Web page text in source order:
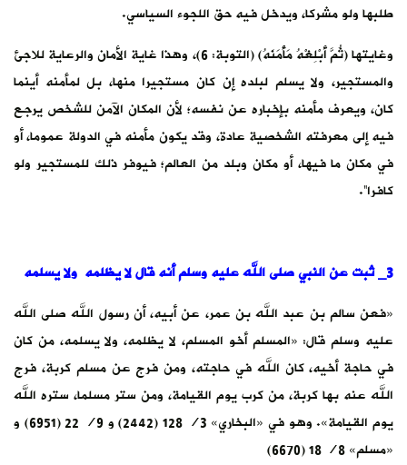
طلبها ولو مشركا، ويدخل فيه حق اللجوء السياسي.
وغايتها (ثُمَّ ‌أَبْلِغْهُ ‌مَأْمَنَهُ) (التوبة: 6)، وهذا غاية الأمان والرعاية للاجئ
والمستجير، ولا يسلم لبلده إن كان مستجيرا منها، بل لمأمنه أينما
كان، ويعرف مأمنه بإخباره عن نفسه؛ لأن المكان الآمن للشخص يرجع
فيه إلى معرفته الشخصية عادة، وقد يكون مأمنه في الدولة عموما، أو
في مكان ما فيها، أو مكان وبلد من العالم؛ فيوفر ذلك للمستجير ولو
كافرا”.
3_ ثبت عن النبي صلى الله عليه وسلم أنه قال لا يظلمه ولا يسلمه
«فعن سالم بن عبد الله بن عمر، عن أبيه، أن رسول الله صلى الله
عليه وسلم قال: «المسلم أخو المسلم، لا يظلمه، ‌ولا ‌يسلمه، من كان
في حاجة أخيه، كان الله في حاجته، ومن فرج عن مسلم كربة، فرج
الله عنه بها كربة، من كرب يوم القيامة، ومن ستر مسلما، ستره الله
يوم القيامة». وهو في «البخاري» 3/ 128 (2442) و 9/ 22 (6951) و
«مسلم» 8/ 18 (6670)